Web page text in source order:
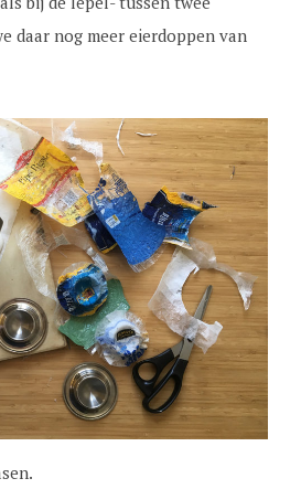
daar nog meer eierdoppen van